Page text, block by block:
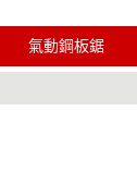
氣動鋼板鋸